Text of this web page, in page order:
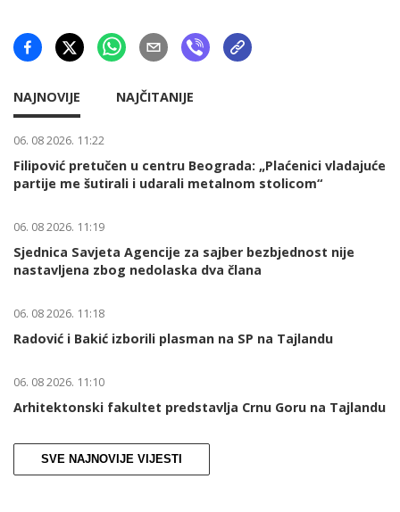
NAJNOVIJE NAJČITANIJE
06. 08 2026. 11:22
Filipović pretučen u centru Beograda: „Plaćenici vladajuće
partije me šutirali i udarali metalnom stolicom“
06. 08 2026. 11:19
Sjednica Savjeta Agencije za sajber bezbjednost nije
nastavljena zbog nedolaska dva člana
06. 08 2026. 11:18
Radović i Bakić izborili plasman na SP na Tajlandu
06. 08 2026. 11:10
Arhitektonski fakultet predstavlja Crnu Goru na Tajlandu
SVE NAJNOVIJE VIJESTI